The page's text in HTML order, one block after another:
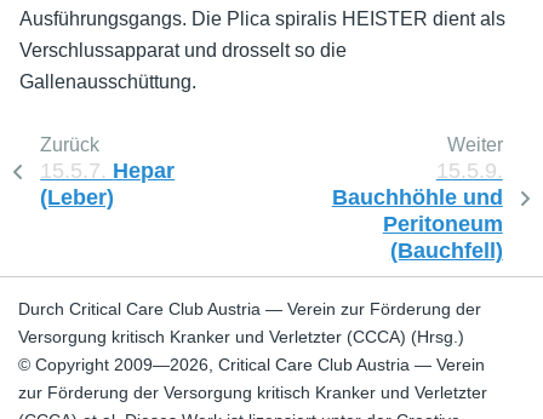
Ausführungsgangs. Die Plica spiralis HEISTER dient als
Verschlussapparat und drosselt so die
Gallenausschüttung.
Zurück
15.5.7. Hepar
(Leber)
Weiter
15.5.9.
Bauchhöhle und
Peritoneum
(Bauchfell)
Durch Critical Care Club Austria — Verein zur Förderung der
Versorgung kritisch Kranker und Verletzter (CCCA) (Hrsg.)
© Copyright 2009—2026, Critical Care Club Austria — Verein
zur Förderung der Versorgung kritisch Kranker und Verletzter